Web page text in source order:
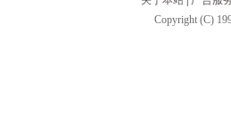
Copyright (C)